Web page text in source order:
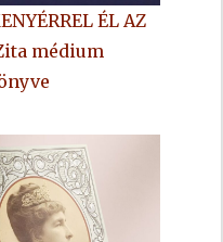
ÉL AZ
médium